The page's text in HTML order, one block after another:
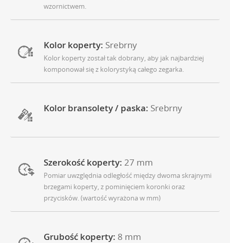
wzornictwem.
Kolor koperty: Srebrny
Kolor koperty został tak dobrany, aby jak najbardziej
komponował się z kolorystyką całego zegarka.
Kolor bransolety / paska: Srebrny
Szerokość koperty: 27 mm
Pomiar uwzględnia odległość między dwoma skrajnymi
brzegami koperty, z pominięciem koronki oraz
przycisków. (wartość wyrażona w mm)
Grubość koperty: 8 mm